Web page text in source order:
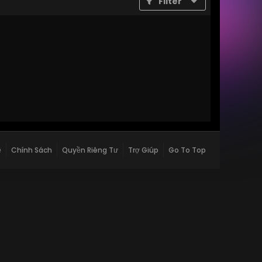
Chính Sách Quyền Riêng Tư Trợ Giúp Go To Top